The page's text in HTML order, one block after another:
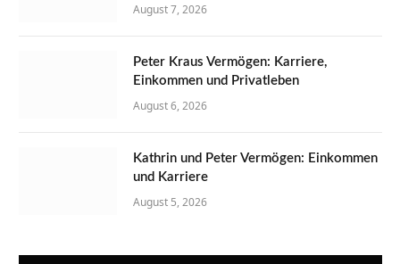
August 7, 2026
Peter Kraus Vermögen: Karriere,
Einkommen und Privatleben
August 6, 2026
Kathrin und Peter Vermögen: Einkommen
und Karriere
August 5, 2026